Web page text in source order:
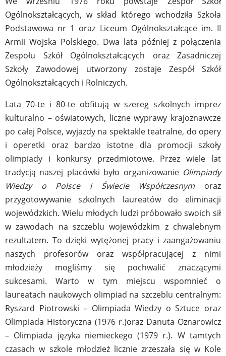
Ogólnokształcących, w skład którego wchodziła Szkoła
Podstawowa nr 1 oraz Liceum Ogólnokształcące im. II
Armii Wojska Polskiego. Dwa lata później z połączenia
Zespołu Szkół Ogólnokształcących oraz Zasadniczej
Szkoły Zawodowej utworzony zostaje Zespół Szkół
Ogólnokształcących i Rolniczych.
Lata 70-te i 80-te obfitują w szereg szkolnych imprez
kulturalno – oświatowych, liczne wyprawy krajoznawcze
po całej Polsce, wyjazdy na spektakle teatralne, do opery
i operetki oraz bardzo istotne dla promocji szkoły
olimpiady i konkursy przedmiotowe. Przez wiele lat
tradycją naszej placówki było organizowanie Olimpiady
Wiedzy o Polsce i Świecie Współczesnym oraz
przygotowywanie szkolnych laureatów do eliminacji
wojewódzkich. Wielu młodych ludzi próbowało swoich sił
w zawodach na szczeblu wojewódzkim z chwalebnym
rezultatem. To dzięki wytężonej pracy i zaangażowaniu
naszych profesorów oraz współpracującej z nimi
młodzieży mogliśmy się pochwalić znaczącymi
sukcesami. Warto w tym miejscu wspomnieć o
laureatach naukowych olimpiad na szczeblu centralnym:
Ryszard Piotrowski – Olimpiada Wiedzy o Sztuce oraz
Olimpiada Historyczna (1976 r.)oraz Danuta Oznarowicz
– Olimpiada języka niemieckego (1979 r.). W tamtych
czasach w szkole młodzież licznie zrzeszała się w Kole